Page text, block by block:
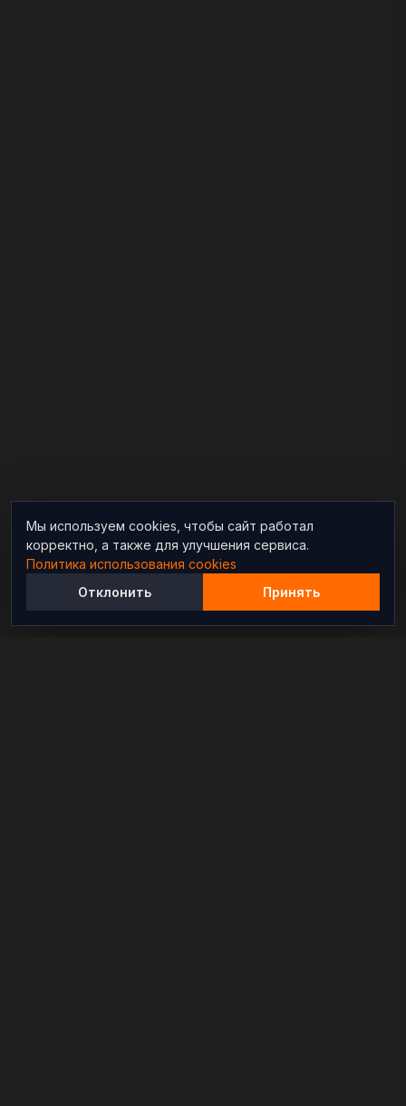
Мы используем cookies, чтобы сайт работал
корректно, а также для улучшения сервиса.
Политика использования cookies
Отклонить
Принять